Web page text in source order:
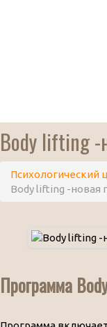
Body lifting -
Психологический
Body lifting -новая
Программа